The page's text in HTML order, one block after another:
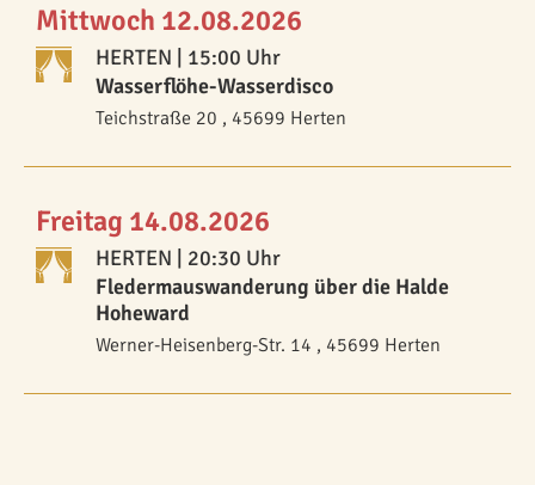
Mittwoch 12.08.2026
HERTEN | 15:00 Uhr
Wasserflöhe-Wasserdisco
Teichstraße 20 , 45699 Herten
Freitag 14.08.2026
HERTEN | 20:30 Uhr
Fledermauswanderung über die Halde
Hoheward
Werner-Heisenberg-Str. 14 , 45699 Herten